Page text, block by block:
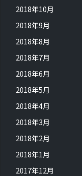
2018年10月
2018年9月
2018年8月
2018年7月
2018年6月
2018年5月
2018年4月
2018年3月
2018年2月
2018年1月
2017年12月